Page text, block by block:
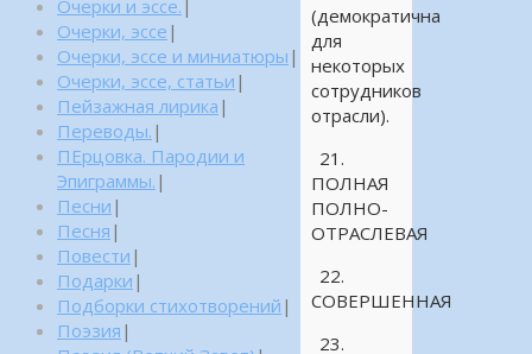
(демократична
для
некоторых
сотрудников
отрасли).
21.
ПОЛНАЯ
ПОЛНО-
ОТРАСЛЕВАЯ
22.
СОВЕРШЕННАЯ
23.
Очерки и эссе. |
Очерки, эссе |
Очерки, эссе и миниатюры |
Очерки, эссе, статьи |
Пейзажная лирика |
Переводы. |
ПЕрцовка. Пародии и
Эпиграммы. |
Песни |
Песня |
Повести |
Подарки |
Подборки стихотворений |
Поэзия |